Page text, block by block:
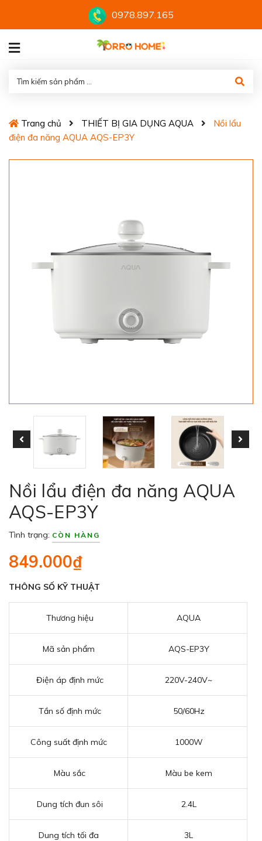
0978.897.165
Trang chủ THIẾT BỊ GIA DỤNG AQUA
Nồi lẩu
điện đa năng AQUA AQS-EP3Y
Nồi lẩu điện đa năng AQUA
AQS-EP3Y
Tình trạng: CÒN HÀNG
849.000₫
THÔNG SỐ KỸ THUẬT
Thương hiệu AQUA
Mã sản phẩm AQS-EP3Y
Điện áp định mức 220V-240V~
Tần số định mức 50/60Hz
Công suất định mức 1000W
Màu sắc Màu be kem
Dung tích đun sôi 2.4L
Dung tích tối đa 3L